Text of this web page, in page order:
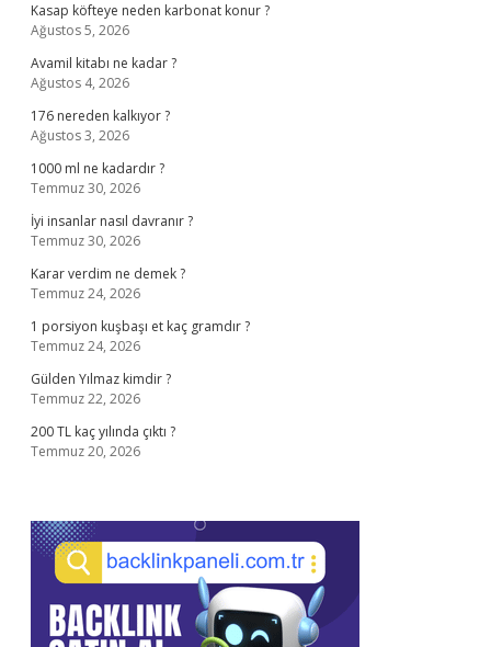
Kasap köfteye neden karbonat konur ?
Ağustos 5, 2026
Avamil kitabı ne kadar ?
Ağustos 4, 2026
176 nereden kalkıyor ?
Ağustos 3, 2026
1000 ml ne kadardır ?
Temmuz 30, 2026
İyi insanlar nasıl davranır ?
Temmuz 30, 2026
Karar verdim ne demek ?
Temmuz 24, 2026
1 porsiyon kuşbaşı et kaç gramdır ?
Temmuz 24, 2026
Gülden Yılmaz kimdir ?
Temmuz 22, 2026
200 TL kaç yılında çıktı ?
Temmuz 20, 2026